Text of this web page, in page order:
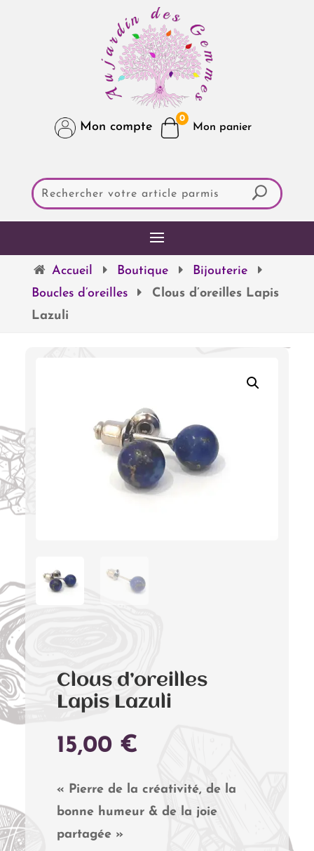
Mon compte
0
Accueil Boutique
Bijouterie
Boucles d’oreilles
Clous d’oreilles Lapis
Lazuli
Clous d’oreilles
Lapis Lazuli
15,00 €
« Pierre de la créativité, de la
bonne humeur & de la joie
partagée »